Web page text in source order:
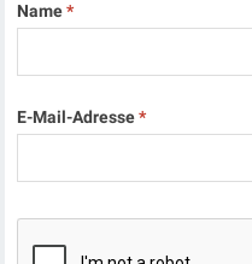
Name*
E-Mail-Adresse*